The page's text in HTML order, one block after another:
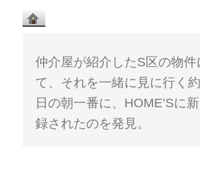
仲介屋が紹介したS区の物件
て、それを一緒に見に行く
日の朝一番に、HOME’Sに
録されたのを発見。